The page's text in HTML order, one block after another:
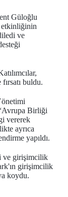
Güloğlu
etkinliğinin
ve
buldu.
Birliği
vererek
ayrıca
yapıldı.
ve girişimcilik
girişimcilik
koydu.